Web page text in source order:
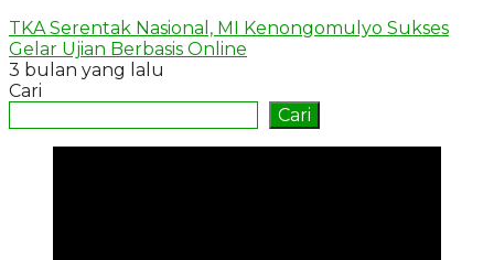
TKA Serentak Nasional, MI Kenongomulyo Sukses
Gelar Ujian Berbasis Online
3 bulan yang lalu
Cari
Cari